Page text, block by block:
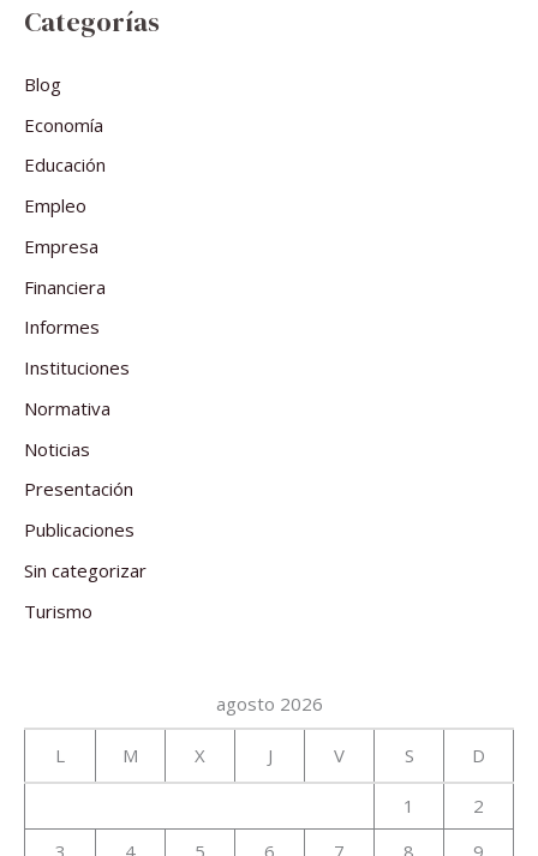
Categorías
Blog
Economía
Educación
Empleo
Empresa
Financiera
Informes
Instituciones
Normativa
Noticias
Presentación
Publicaciones
Sin categorizar
Turismo
agosto 2026
L M X J V S D
1
2
3
4 5 6 7 8
9